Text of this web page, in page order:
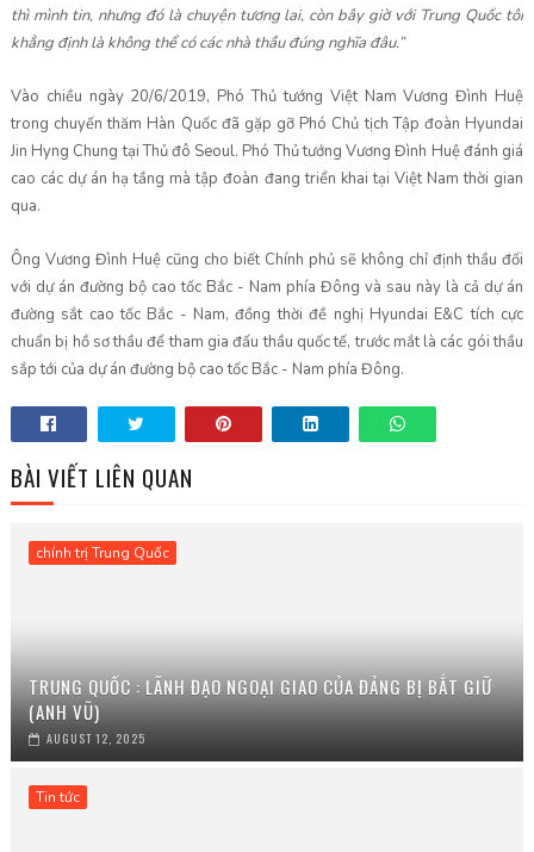
thì mình tin, nhưng đó là chuyện tương lai, còn bây giờ với Trung Quốc tôi
khẳng định là không thể có các nhà thầu đúng nghĩa đâu.”
Vào chiều ngày 20/6/2019, Phó Thủ tướng Việt Nam Vương Đình Huệ
trong chuyến thăm Hàn Quốc đã gặp gỡ Phó Chủ tịch Tập đoàn Hyundai
Jin Hyng Chung tại Thủ đô Seoul. Phó Thủ tướng Vương Đình Huệ đánh giá
cao các dự án hạ tầng mà tập đoàn đang triển khai tại Việt Nam thời gian
qua.
Ông Vương Đình Huệ cũng cho biết Chính phủ sẽ không chỉ định thầu đối
với dự án đường bộ cao tốc Bắc - Nam phía Đông và sau này là cả dự án
đường sắt cao tốc Bắc - Nam, đồng thời đề nghị Hyundai E&C tích cực
chuẩn bị hồ sơ thầu để tham gia đấu thầu quốc tế, trước mắt là các gói thầu
sắp tới của dự án đường bộ cao tốc Bắc - Nam phía Đông.
BÀI VIẾT LIÊN QUAN
chính trị Trung Quốc
TRUNG QUỐC : LÃNH ĐẠO NGOẠI GIAO CỦA ĐẢNG BỊ BẮT GIỮ
(ANH VŨ)
AUGUST 12, 2025
Tin tức